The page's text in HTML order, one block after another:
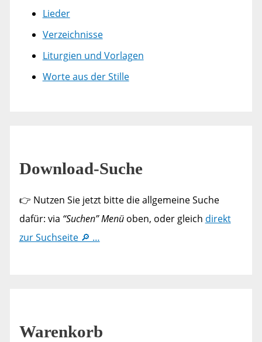
Lieder
Verzeichnisse
Liturgien und Vorlagen
Worte aus der Stille
Download-Suche
👉 Nutzen Sie jetzt bitte die allgemeine Suche
dafür: via “Suchen” Menüoben, oder gleich direkt
zur Suchseite 🔎 …
Warenkorb